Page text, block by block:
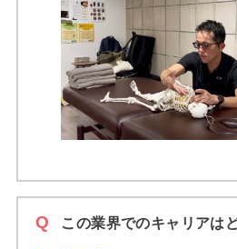
この業界でのキャリアは